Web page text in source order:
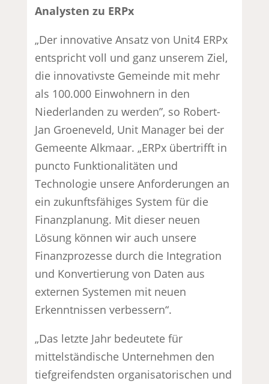
Analysten zu ERPx
„Der innovative Ansatz von Unit4 ERPx
entspricht voll und ganz unserem Ziel,
die innovativste Gemeinde mit mehr
als 100.000 Einwohnern in den
Niederlanden zu werden”, so Robert-
Jan Groeneveld, Unit Manager bei der
Gemeente Alkmaar. „ERPx übertrifft in
puncto Funktionalitäten und
Technologie unsere Anforderungen an
ein zukunftsfähiges System für die
Finanzplanung. Mit dieser neuen
Lösung können wir auch unsere
Finanzprozesse durch die Integration
und Konvertierung von Daten aus
externen Systemen mit neuen
Erkenntnissen verbessern“.
„Das letzte Jahr bedeutete für
mittelständische Unternehmen den
tiefgreifendsten organisatorischen und